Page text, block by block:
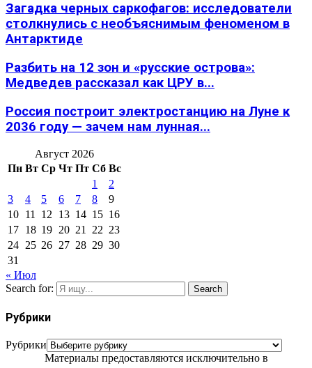
Загадка черных саркофагов: исследователи
столкнулись с необъяснимым феноменом в
Антарктиде
Разбить на 12 зон и «русские острова»:
Медведев рассказал как ЦРУ в...
Россия построит электростанцию на Луне к
2036 году — зачем нам лунная...
Август 2026
Пн Вт Ср Чт Пт Сб Вс
1
2
3
4 5 6 7 8
9
10 11 12 13 14 15 16
17 18 19 20 21 22 23
24 25 26 27 28 29 30
31
« Июл
Search for:
Search
Рубрики
Рубрики
Материалы предоставляются исключительно в